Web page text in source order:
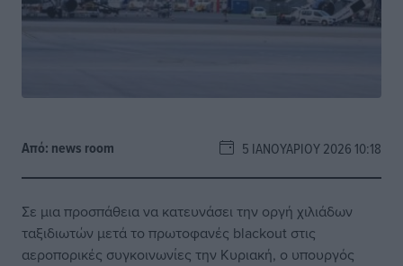
Από: news room 5 ΙΑΝΟΥΑΡΊΟΥ 2026 10:18
Σε μια προσπάθεια να κατευνάσει την οργή χιλιάδων
ταξιδιωτών μετά το πρωτοφανές blackout στις
αεροπορικές συγκοινωνίες την Κυριακή, ο υπουργός